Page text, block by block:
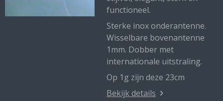
functioneel.
Sterke inox onderantenne.
Wisselbare bovenantenne
1mm. Dobber met
internationale uitstraling.
Op 1g zijn deze 23cm
Bekijk details